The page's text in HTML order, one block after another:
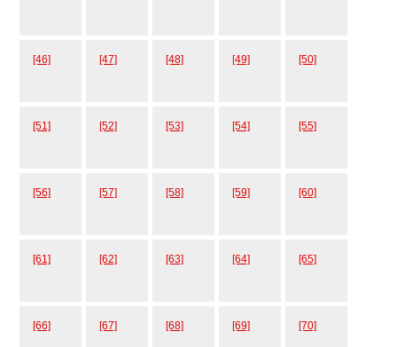
[46] [47] [48] [49] [50]
[51] [52] [53] [54] [55]
[56] [57] [58] [59] [60]
[61] [62] [63] [64] [65]
[66] [67] [68] [69] [70]